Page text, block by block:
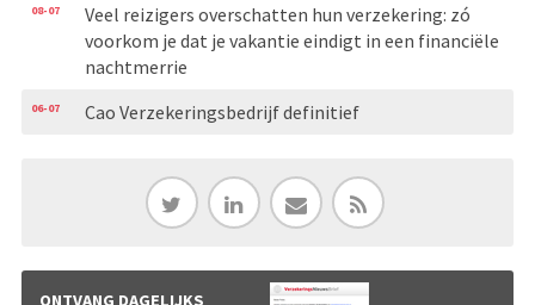
08-07
Veel reizigers overschatten hun verzekering: zó
voorkom je dat je vakantie eindigt in een financiële
nachtmerrie
06-07 Cao Verzekeringsbedrijf definitief
ONTVANG DAGELIJKS